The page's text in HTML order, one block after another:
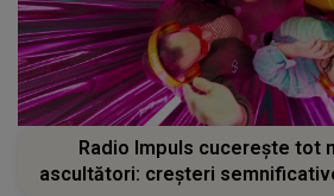
Radio Impuls cucerește tot
ascultători: creșteri